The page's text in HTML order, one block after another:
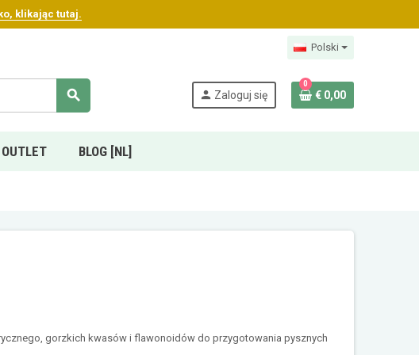
klikając tutaj.
Polski
search person Zaloguj się
0
€ 0,00
OUTLET BLOG [NL]
gorzkich kwasów i flawonoidów do przygotowania pysznych